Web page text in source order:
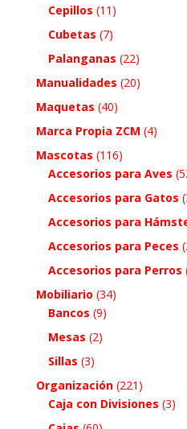
Cepillos (11)
Cubetas (7)
Palanganas (22)
Manualidades (20)
Maquetas (40)
Marca Propia ZCM (4)
Mascotas (116)
Accesorios para Aves
Accesorios para Gatos
Accesorios para
Accesorios para Peces
Accesorios para Perros
Mobiliario (34)
Bancos (9)
Mesas (2)
Sillas (3)
Organización (221)
Caja con Divisiones (3)